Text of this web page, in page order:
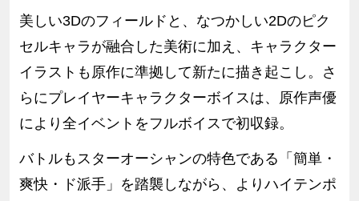
美しい3Dのフィールドと、なつかしい2Dのピク
セルキャラが融合した美術に加え、キャラクター
イラストも原作に準拠して新たに描き起こし。さ
らにプレイヤーキャラクターボイスは、原作声優
により全イベントをフルボイスで初収録。
バトルもスターオーシャンの特色である「簡単・
爽快・ド派手」を踏襲しながら、よりハイテンポ